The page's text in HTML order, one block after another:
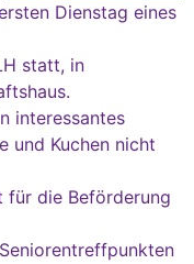
Dienstag eines
statt, in
interessantes
und Kuchen nicht
für die Beförderung